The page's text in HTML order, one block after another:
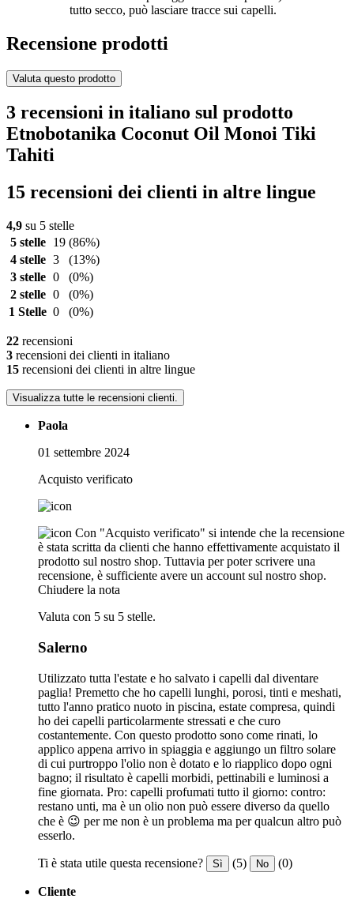
tutto secco, può lasciare tracce sui capelli.
Recensione prodotti
Valuta questo prodotto
3 recensioni in italiano sul prodotto
Etnobotanika Coconut Oil Monoi Tiki
Tahiti
15 recensioni dei clienti in altre lingue
4,9 su 5 stelle
5 stelle
19 (86%)
4 stelle 3
(13%)
3 stelle 0
(0%)
2 stelle 0
(0%)
1 Stelle 0 (0%)
22 recensioni
3 recensioni dei clienti in italiano
15 recensioni dei clienti in altre lingue
Visualizza tutte le recensioni clienti.
Paola
01 settembre 2024
Acquisto verificato
Con "Acquisto verificato" si intende che la recensione
è stata scritta da clienti che hanno effettivamente acquistato il
prodotto sul nostro shop. Tuttavia per poter scrivere una
recensione, è sufficiente avere un account sul nostro shop.
Chiudere la nota
Valuta con 5 su 5 stelle.
Salerno
Utilizzato tutta l'estate e ho salvato i capelli dal diventare
paglia! Premetto che ho capelli lunghi, porosi, tinti e meshati,
tutto l'anno pratico nuoto in piscina, estate compresa, quindi
ho dei capelli particolarmente stressati e che curo
costantemente. Con questo prodotto sono come rinati, lo
applico appena arrivo in spiaggia e aggiungo un filtro solare
di cui purtroppo l'olio non è dotato e lo riapplico dopo ogni
bagno; il risultato è capelli morbidi, pettinabili e luminosi a
fine giornata. Pro: capelli profumati tutto il giorno: contro:
restano unti, ma è un olio non può essere diverso da quello
che è 😉 per me non è un problema ma per qualcun altro può
esserlo.
Ti è stata utile questa recensione? Sì (5) No (0)
Cliente